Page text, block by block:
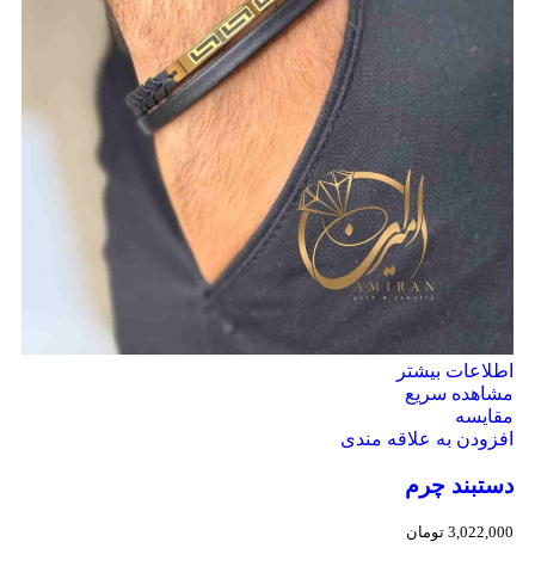
اطلاعات بیشتر
مشاهده سریع
مقایسه
افزودن به علاقه مندی
دستبند چرم
3,022,000 تومان